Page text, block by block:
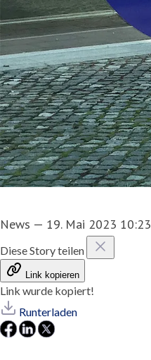
News — 19. Mai 2023 10:23
Diese Story teilen
Link kopieren
Link wurde kopiert!
Runterladen